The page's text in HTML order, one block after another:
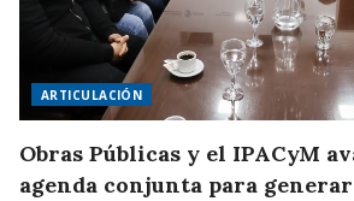
ARTICULACIÓN
Obras Públicas y el IPACyM
agenda conjunta para